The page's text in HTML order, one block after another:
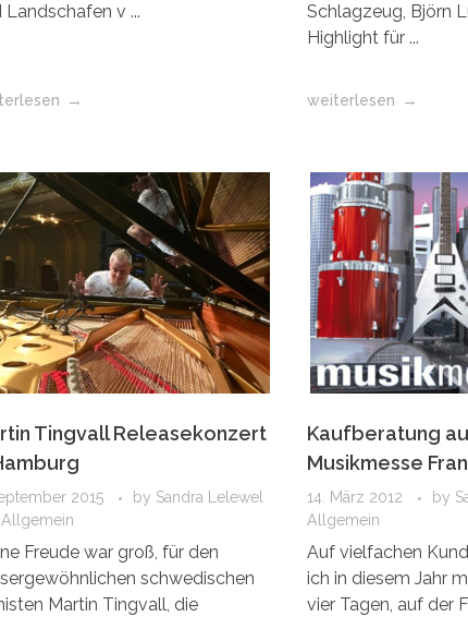
Landschafen v ...
Schlagzeug, Björn
Highlight für ...
weiterlesen
Tingvall Releasekonzert
2015 by Sandra Lelewel
Allgemein
Freude war groß, für den
schwedischen
Martin Tingvall, die
Kaufberatung
Musikmesse
14. März 2012 by
Allgemein
Auf vielfachen
ich in diesem Jahr
vier Tagen, auf der